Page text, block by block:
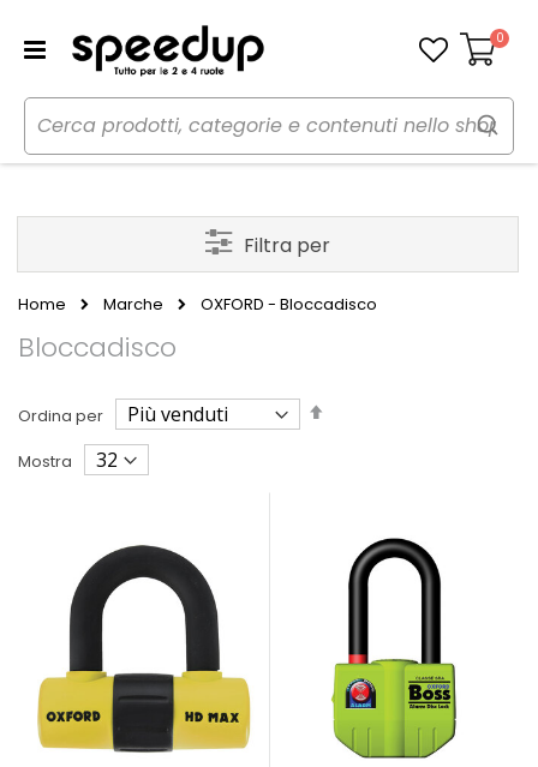
Carrello
0
Home Marche OXFORD - Bloccadisco
Bloccadisco
Ordina per
Imposta
Mostra
Filtra per